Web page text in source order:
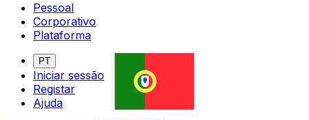
Pessoal
Corporativo
Plataforma
PT
Iniciar sessão
Registar
Ajuda